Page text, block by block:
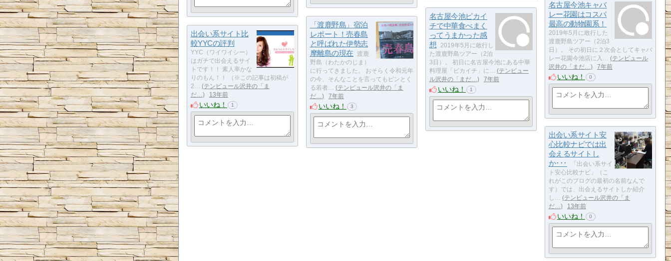
名古屋今池キャバ
レー花園はコスパ
最高の動物園系！
2019年5月に敢行した
渡鹿野島ツアー（2泊3
日）。 その初日に２次会としてキャバ
レー花園今池店に入…
テンピュール
沢井の「まだ…
7年前
いいね！ 0
名古屋今池ピカイ
チで中華食べまく
ってうまかった感
想
2019年5月に敢行し
た渡鹿野島ツアー（2泊
3日）。 初日に名古屋今池にある中華
料理屋「ピカイチ」に…
テンピュー
ル沢井の「まだ…
7年前
いいね！ 1
「渡鹿野島」宿泊
レポート！売春島
と呼ばれた伊勢志
摩離島の現在
渡鹿
野島（わたかのじま）
に行ってきました。 おそらく令和元年
の今、そんなことを言ってもピンとく
る若者…
テンピュール沢井の「ま
だ…
7年前
いいね！ 3
出会い系サイト比
較YYCの評判
YYC（ワイワイシー）
はガチで出会えるサイ
トです！！ 素人率かな
りのもん！！ （※この記事は初稿が
2…
テンピュール沢井の「ま
だ…
13年前
いいね！ 1
出会い系サイト安
心比較ナビでは出
会えるサイトし
か･･･
「出会い系サイ
ト安心比較ナビ」（こ
れがこのブログの最初の名前なんで
す）では、出会えるサイトしか紹介
し…
テンピュール沢井の「ま
だ…
13年前
いいね！ 0